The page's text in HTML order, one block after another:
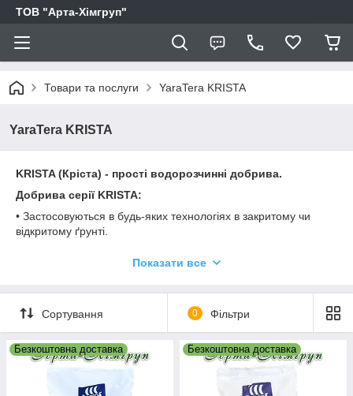
ТОВ "Арта-Хімгруп"
Товари та послуги YaraTera KRISTA
YaraTera KRISTA
KRISTA (Кріста) - прості водорозчинні добрива.
Добрива серії KRISTA:
• Застосовуються в будь-яких технологіях в закритому чи
відкритому ґрунті.
• Значно підвищують якість отриманої продукції.
• Застосовуються в розчиненому вигляді.
• Не забивають крапельниць і форсунок, що зберігає дороге
обладнання.
Показати все
Сортування 0 Фільтри
Безкоштовна доставка Безкоштовна доставка